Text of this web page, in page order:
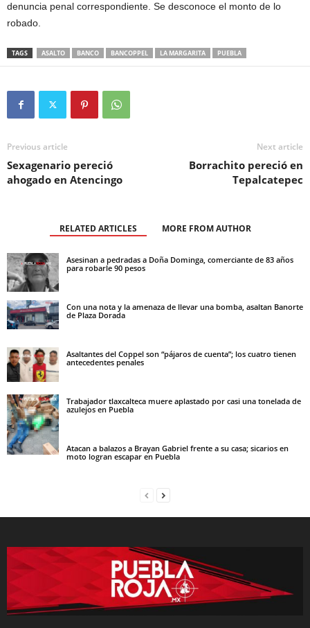
denuncia penal correspondiente. Se desconoce el monto de lo
robado.
TAGS ASALTO BANCO BANCOPPEL LA MARGARITA PUEBLA
Previous article
Sexagenario pereció
ahogado en Atencingo
Next article
Borrachito pereció en
Tepalcatepec
RELATED ARTICLES MORE FROM AUTHOR
Asesinan a pedradas a Doña Dominga, comerciante de 83 años
para robarle 90 pesos
Con una nota y la amenaza de llevar una bomba, asaltan Banorte
de Plaza Dorada
Asaltantes del Coppel son “pájaros de cuenta”; los cuatro tienen
antecedentes penales
Trabajador tlaxcalteca muere aplastado por casi una tonelada de
azulejos en Puebla
Atacan a balazos a Brayan Gabriel frente a su casa; sicarios en
moto logran escapar en Puebla